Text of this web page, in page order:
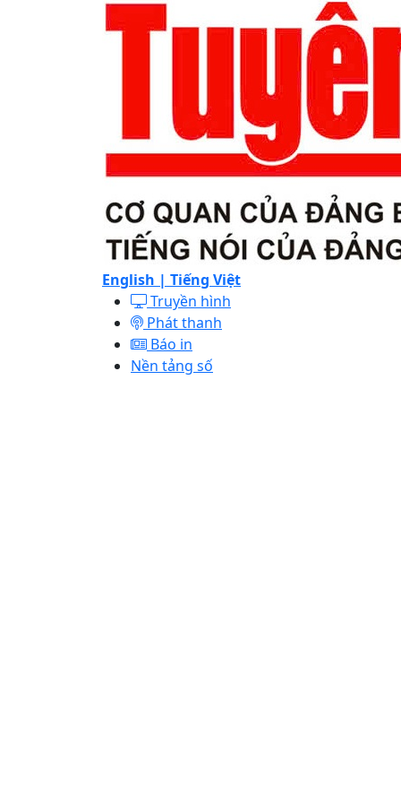
English | Tiếng Việt
Truyền hình
Phát thanh
Báo in
Nền tảng số